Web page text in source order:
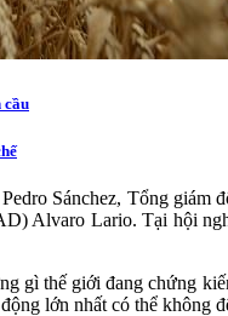
cầu
Sánchez, Tổng
Alvaro Lario. Tại hội
gì thế giới đang chứng
lớn nhất có thể không